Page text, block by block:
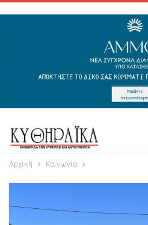
Αρχική Κοινωνία